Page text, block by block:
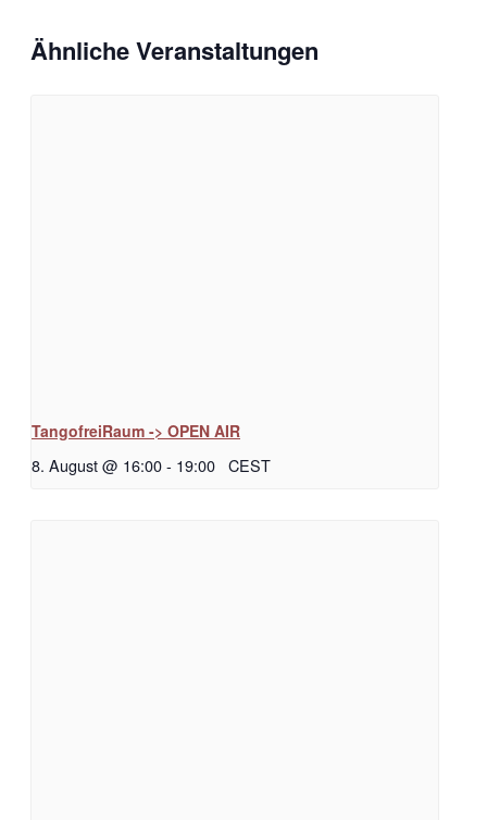
Ähnliche Veranstaltungen
TangofreiRaum -> OPEN AIR
8. August @ 16:00- 19:00 CEST